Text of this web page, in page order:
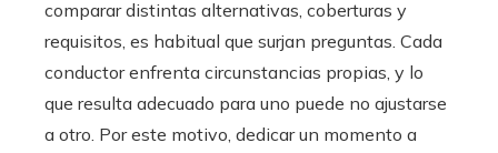
comparar distintas alternativas, coberturas y
requisitos, es habitual que surjan preguntas. Cada
conductor enfrenta circunstancias propias, y lo
que resulta adecuado para uno puede no ajustarse
a otro. Por este motivo, dedicar un momento a